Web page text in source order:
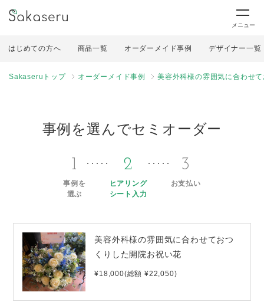
メニュー
はじめての方へ 商品一覧 オーダーメイド事例 デザイナー一覧
Sakaseruトップ オーダーメイド事例 美容外科様の雰囲気に合わせ
事例を選んでセミオーダー
1
事例を
選ぶ
2
ヒアリング
シート入力
3
お支払い
美容外科様の雰囲気に合わせておつ
くりした開院お祝い花
¥18,000(総額 ¥22,050)